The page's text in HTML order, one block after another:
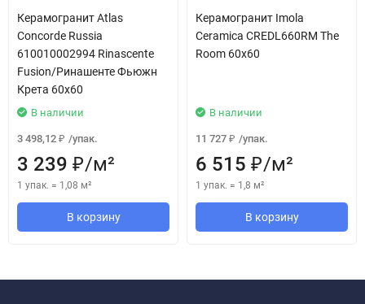
Керамогранит Atlas
Concorde Russia
610010002994 Rinascente
Fusion/Ринашенте Фьюжн
Крета 60x60
В наличии
3 498,12 ₽ /упак.
3 239 ₽/м²
1 упак. = 1,08 м²
В корзину
Керамогранит Imola
Ceramica CREDL660RM The
Room 60x60
В наличии
11 727 ₽ /упак.
6 515 ₽/м²
1 упак. = 1,8 м²
В корзину